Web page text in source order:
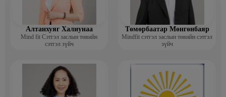
Алтанхуяг Халиунаа
Mind fit Сэтгэл заслын төвийн
сэтгэл зүйч
Төмөрбаатар Мөнгөнбаяр
Mindfit сэтгэл заслын төвийн сэтгэл
зүйч